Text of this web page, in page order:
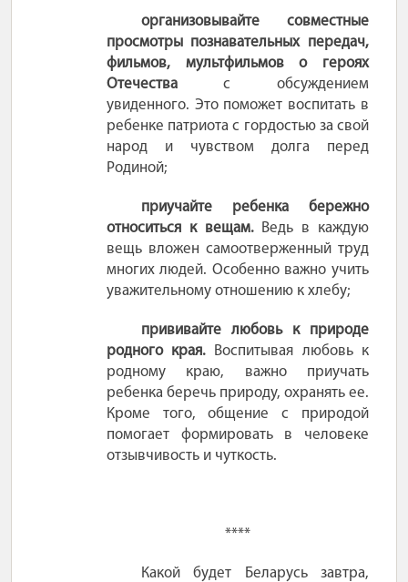
организовывайте совместные
просмотры познавательных передач,
фильмов, мультфильмов о героях
Отечества с обсуждением
увиденного. Это поможет воспитать в
ребенке патриота с гордостью за свой
народ и чувством долга перед
Родиной;
приучайте ребенка бережно
относиться к вещам.Ведь в каждую
вещь вложен самоотверженный труд
многих людей. Особенно важно учить
уважительному отношению к хлебу;
прививайте любовь к природе
родного края. Воспитывая любовь к
родному краю, важно приучать
ребенка беречь природу, охранять ее.
Кроме того, общение с природой
помогает формировать в человеке
отзывчивость и чуткость.
****
Какой будет Беларусь завтра,